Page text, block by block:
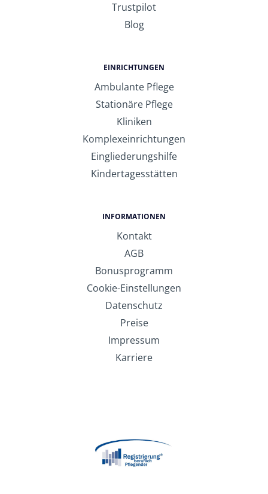
Trustpilot
Blog
EINRICHTUNGEN
Ambulante Pflege
Stationäre Pflege
Kliniken
Komplexeinrichtungen
Eingliederungshilfe
Kindertagesstätten
INFORMATIONEN
Kontakt
AGB
Bonusprogramm
Cookie-Einstellungen
Datenschutz
Preise
Impressum
Karriere